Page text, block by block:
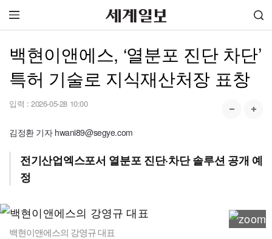
백현이앤에스, ‘열분포 진단 차단’
특허 기술로 지식재산처장 표창
입력 : 2026-05-28 10:00
김정환 기자 hwani89@segye.com
전기산업엑스포서 열분포 진단·차단 솔루션 공개 예
정
백현이앤에스의 강영규 대표